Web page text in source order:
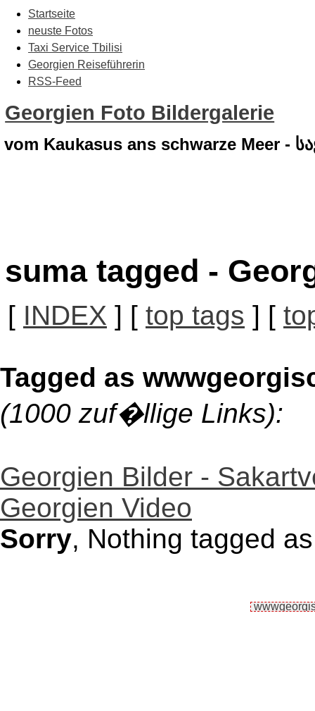
Startseite
neuste Fotos
Taxi Service Tbilisi
Georgien Reiseführerin
RSS-Feed
Georgien Foto Bildergalerie
vom Kaukasus ans schwarze Meer -
suma tagged -
[ INDEX ] [ top tags ] [
Tagged as
(1000 zuf�llige Links):
Georgien Bilder -
Georgien Video
Sorry, Nothing tagged